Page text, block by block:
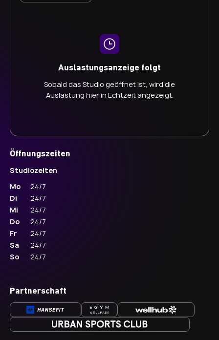
Auslastungsanzeige folgt
Sobald das Studio geöffnet ist, wird die
Auslastung hier in Echtzeit angezeigt.
Öffnungszeiten
Studiozeiten
Mo
24/7
Di
24/7
Mi
24/7
Do
24/7
Fr
24/7
Sa
24/7
So
24/7
Partnerschaft